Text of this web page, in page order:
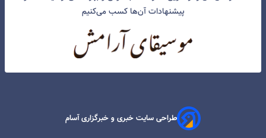
پیشنهادات آن‌ها کسب می‌کنیم
طراحی سایت خبری و خبرگزاری آسام